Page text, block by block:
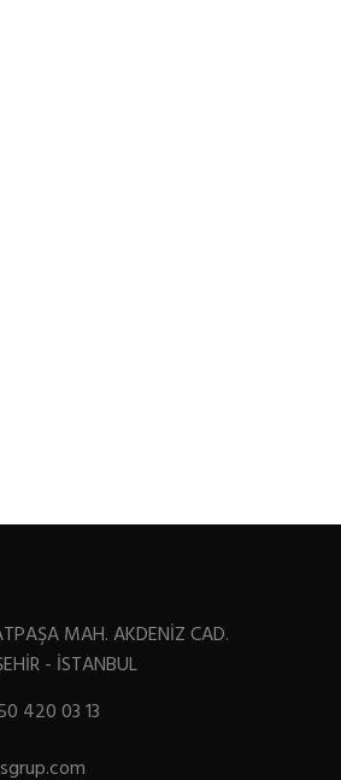
MAH. AKDENİZ CAD.
- İSTANBUL
420 03 13